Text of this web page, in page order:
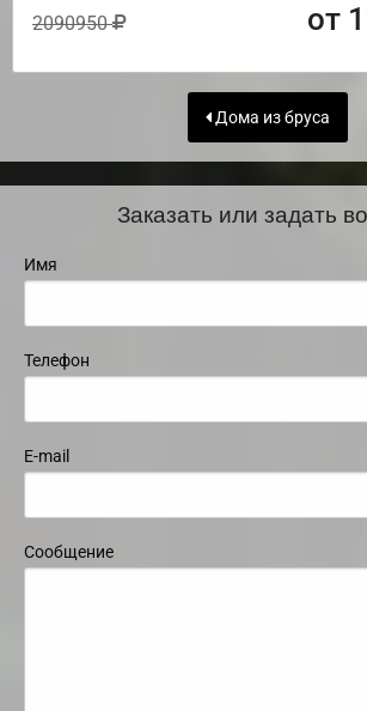
2090950 от
Дома из бруса
Заказать или задать
Имя
Телефон
E-mail
Сообщение